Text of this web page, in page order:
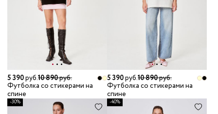
5 390руб.10 890руб.
Футболка со стикерами на
спине
5 390руб.10 890руб.
Футболка со стикерами на
спине
-30% -40%